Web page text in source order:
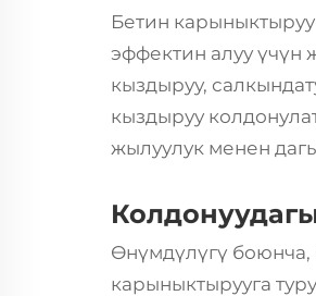
Бетин
эффектин алуу үчүн
кыздыруу,
кыздыруу
жылуулук менен
Өнүмдүлүгү боюнча,
карыныктырууга